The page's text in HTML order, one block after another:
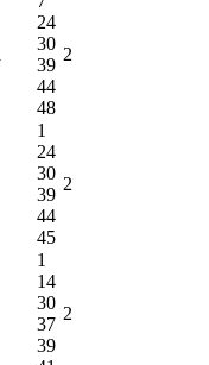
24
30
39
44
48
2
1
24
30
39
44
45
2
1
14
30
37
39
2